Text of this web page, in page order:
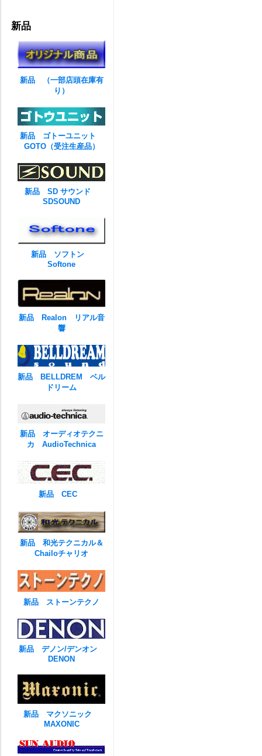
新品
新品 （一部店頭在庫有
り）
新品 ゴトーユニット
GOTO（受注生産品）
新品 SD サウンド
SDSOUND
新品 ソフトン
Softone
新品 Realon リアル音
響
新品 BELLDREM ベル
ドリーム
新品 オーディオテクニ
カ AudioTechnica
新品 CEC
新品 和光テクニカル＆
Chailoチャリオ
新品 ストーンテクノ
新品 デノン/デンオン
DENON
新品 マクソニック
MAXONIC